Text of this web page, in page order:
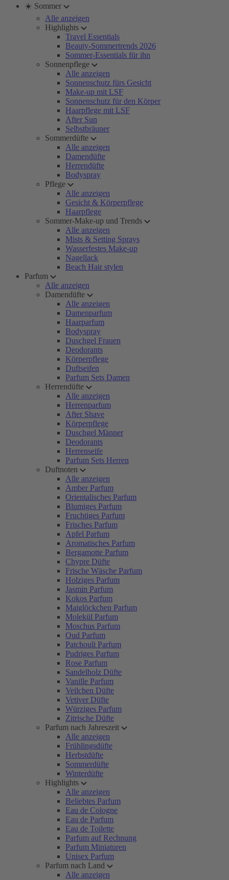
☀️ Sommer
Alle anzeigen
Highlights
Travel Essentials
Beauty-Sommertrends 2026
Sommer-Essentials für ihn
Sonnenpflege
Alle anzeigen
Sonnenschutz fürs Gesicht
Make-up mit LSF
Sonnenschutz für den Körper
Haarpflege mit LSF
After Sun
Selbstbräuner
Sommerdüfte
Alle anzeigen
Damendüfte
Herrendüfte
Bodyspray
Pflege
Alle anzeigen
Gesicht & Körperpflege
Haarpflege
Sommer-Make-up und Trends
Alle anzeigen
Mists & Setting Sprays
Wasserfestes Make-up
Nagellack
Beach Hair stylen
Parfum
Alle anzeigen
Damendüfte
Alle anzeigen
Damenparfum
Haarparfum
Bodyspray
Duschgel Frauen
Deodorants
Körperpflege
Duftseifen
Parfum Sets Damen
Herrendüfte
Alle anzeigen
Herrenparfum
After Shave
Körperpflege
Duschgel Männer
Deodorants
Herrenseife
Parfum Sets Herren
Duftnoten
Alle anzeigen
Amber Parfum
Orientalisches Parfum
Blumiges Parfum
Fruchtiges Parfum
Frisches Parfum
Apfel Parfum
Aromatisches Parfum
Bergamotte Parfum
Chypre Düfte
Frische Wäsche Parfum
Holziges Parfum
Jasmin Parfum
Kokos Parfum
Maiglöckchen Parfum
Molekül Parfum
Moschus Parfum
Oud Parfum
Patchouli Parfum
Pudriges Parfum
Rose Parfum
Sandelholz Düfte
Vanille Parfum
Veilchen Düfte
Vetiver Düfte
Würziges Parfum
Zitrische Düfte
Parfum nach Jahreszeit
Alle anzeigen
Frühlingsdüfte
Herbstdüfte
Sommerdüfte
Winterdüfte
Highlights
Alle anzeigen
Beliebtes Parfum
Eau de Cologne
Eau de Parfum
Eau de Toilette
Parfum auf Rechnung
Parfum Miniaturen
Unisex Parfum
Parfum nach Land
Alle anzeigen